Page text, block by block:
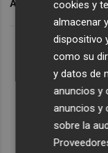
ARCHIVADO EN
cookies y
almacenar
dispositivo
como su
y datos de
anuncios y
anuncios y
sobre la